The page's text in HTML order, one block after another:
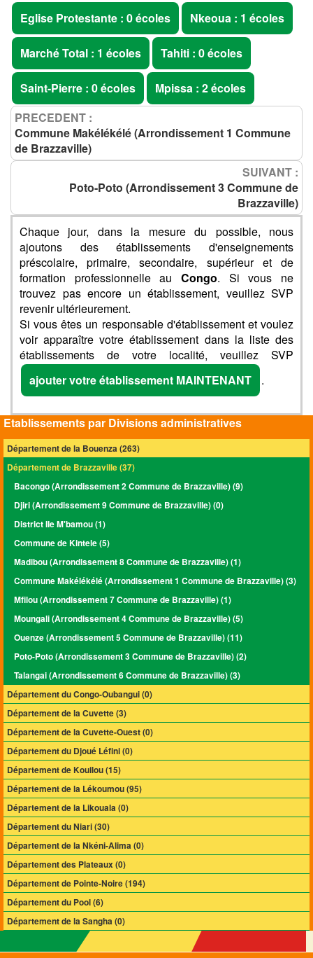
Eglise Protestante : 0 écoles Nkeoua : 1 écoles
Marché Total : 1 écoles Tahiti : 0 écoles
Saint-Pierre : 0 écoles
Mpissa : 2 écoles
PRECEDENT :
Commune Makélékélé (Arrondissement 1 Commune
de Brazzaville)
SUIVANT :
Poto-Poto (Arrondissement 3 Commune de
Brazzaville)
Chaque jour, dans la mesure du possible, nous
ajoutons des établissements d'enseignements
préscolaire, primaire, secondaire, supérieur et de
formation professionnelle au Congo. Si vous ne
trouvez pas encore un établissement, veuillez SVP
revenir ultérieurement.
Si vous êtes un responsable d'établissement et voulez
voir apparaître votre établissement dans la liste des
établissements de votre localité, veuillez SVP
ajouter votre établissement MAINTENANT
.
Etablissements par Divisions administratives
Département de la Bouenza (263)
Département de Brazzaville (37)
Bacongo (Arrondissement 2 Commune de Brazzaville) (9)
Djiri (Arrondissement 9 Commune de Brazzaville) (0)
District IIe M'bamou (1)
Commune de Kintele (5)
Madibou (Arrondissement 8 Commune de Brazzaville) (1)
Commune Makélékélé (Arrondissement 1 Commune de Brazzaville) (3)
Mfilou (Arrondissement 7 Commune de Brazzaville) (1)
Moungali (Arrondissement 4 Commune de Brazzaville) (5)
Ouenze (Arrondissement 5 Commune de Brazzaville) (11)
Poto-Poto (Arrondissement 3 Commune de Brazzaville) (2)
Talangai (Arrondissement 6 Commune de Brazzaville) (3)
Département du Congo-Oubangui (0)
Département de la Cuvette (3)
Département de la Cuvette-Ouest (0)
Département du Djoué Léfini (0)
Département de Kouilou (15)
Département de la Lékoumou (95)
Département de la Likouala (0)
Département du Niari (30)
Département de la Nkéni-Alima (0)
Département des Plateaux (0)
Département de Pointe-Noire (194)
Département du Pool (6)
Département de la Sangha (0)